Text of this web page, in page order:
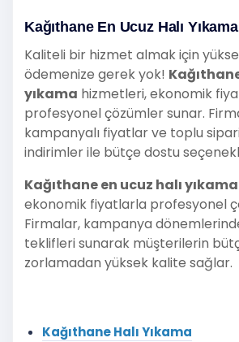
Kağıthane En Ucuz Halı Yıkama
Kaliteli bir hizmet almak için
ödemenize gerek yok!
yıkama hizmetleri, ekonomik
profesyonel çözümler sunar.
kampanyalı fiyatlar ve toplu
indirimler ile bütçe dostu
Kağıthane en ucuz halı yıkama
ekonomik fiyatlarla profesyonel
Firmalar, kampanya
teklifleri sunarak müşterilerin
zorlamadan yüksek kalite sağlar.
Kağıthane Halı Yıkama